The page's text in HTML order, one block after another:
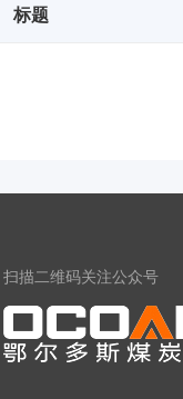
标题
扫描二维码关注公众号